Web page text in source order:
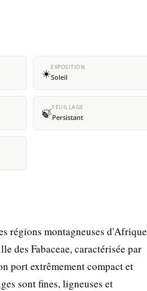
☀️EXPOSITION
Soleil
🍃FEUILLAGE
Persistant
régions montagneuses d'Afrique
des Fabaceae, caractérisée par
port extrêmement compact et
sont fines, ligneuses et